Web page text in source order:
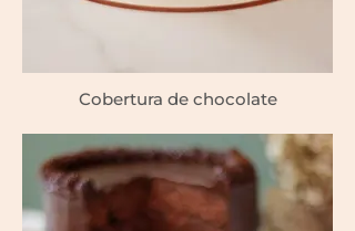
Cobertura de chocolate